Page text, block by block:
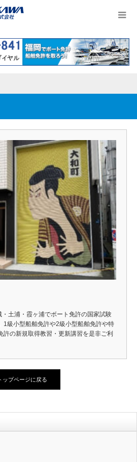
土浦・霞ヶ浦でボート免許の国家試験
1級小型船舶免許や2級小型船舶免許や特
許の新規取得教習・更新講習を是非ご利
ップページに戻る